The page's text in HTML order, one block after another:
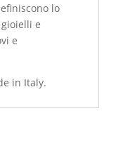
lo
e
e
in Italy.